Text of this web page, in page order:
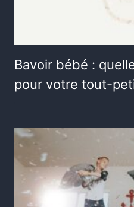
Bavoir bébé :
pour votre tout-